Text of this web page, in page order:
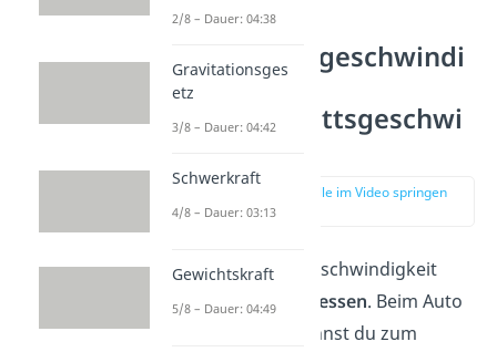
Momentangeschwindi
gkeit und
Durchschnittsgeschwi
zur Stelle im Video springen
(02:22)
Du kannst die Geschwindigkeit
natürlich auch
messen. Beim Auto
oder Fahrrad kennst du zum
2/8 – Dauer: 04:38
Gravitationsges
etz
3/8 – Dauer: 04:42
Schwerkraft
4/8 – Dauer: 03:13
Gewichtskraft
5/8 – Dauer: 04:49